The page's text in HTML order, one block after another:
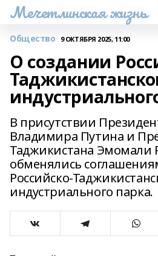
Мечетлинская жизнь
Общество 9 ОКТЯБРЯ 2025, 11:00
О создании
В присутствии
Владимира Путина и
Таджикистана Эмомали
обменялись
Российско-
индустриального парка.